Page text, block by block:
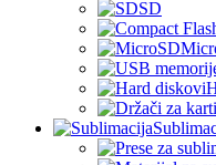
SD